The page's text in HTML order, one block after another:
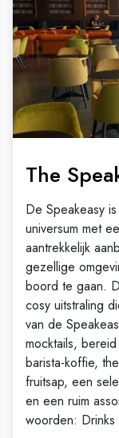
The
De Speakeasy
universum met
aantrekkelijk
gezellige
boord te gaan.
cosy uitstraling
van de
mocktails,
barista-koffie,
fruitsap, een
en een ruim
woorden: Drinks